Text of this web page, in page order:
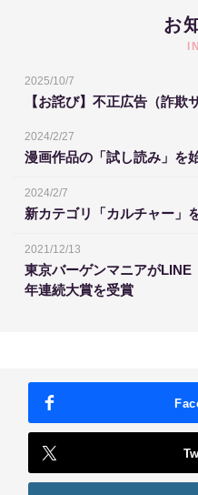
お
2025/10/7
【お詫び】不正広告（詐欺
2024/2/27
漫画作品の「試し読み」を
2024/2/7
新カテゴリ「カルチャー」
2021/12/13
東京バーゲンマニアがLINE
年連続大賞を受賞